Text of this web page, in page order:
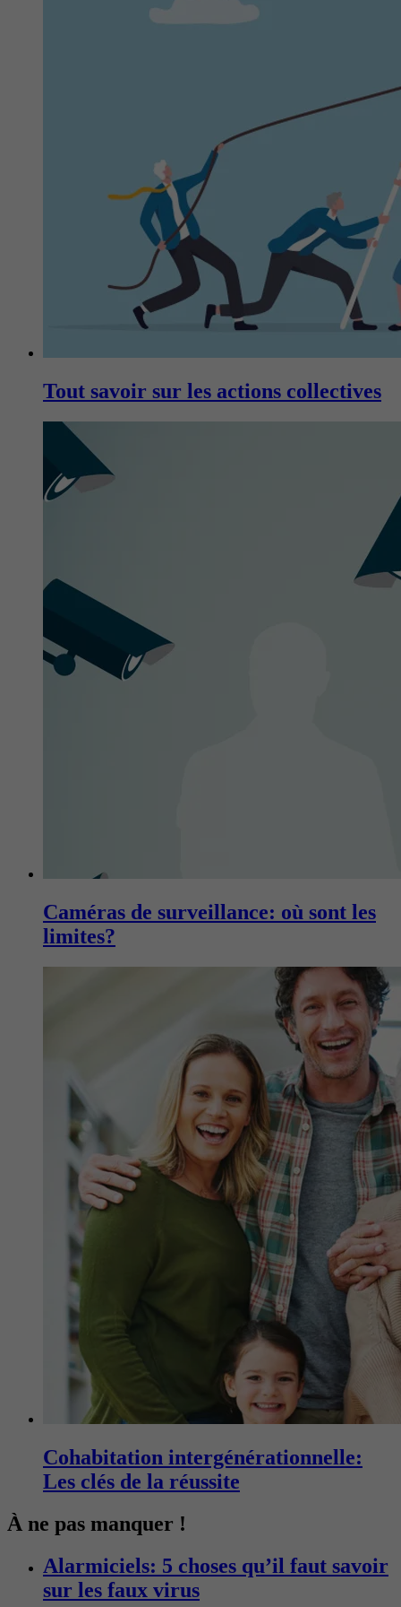
Tout savoir sur les actions collectives
Caméras de surveillance: où sont les
limites?
Cohabitation intergénérationnelle:
Les clés de la réussite
À ne pas manquer !
Alarmiciels: 5 choses qu’il faut savoir
sur les faux virus